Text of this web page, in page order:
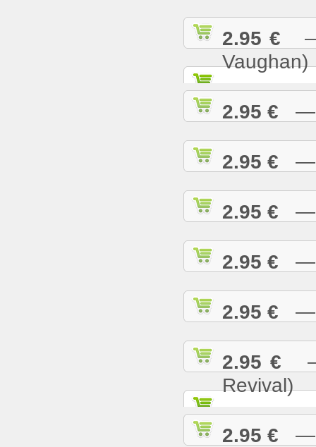
2.95 € —
Vaughan)
2.95 € —
2.95 € —
2.95 € —
2.95 € —
2.95 € —
2.95 € —
Revival)
2.95 € —